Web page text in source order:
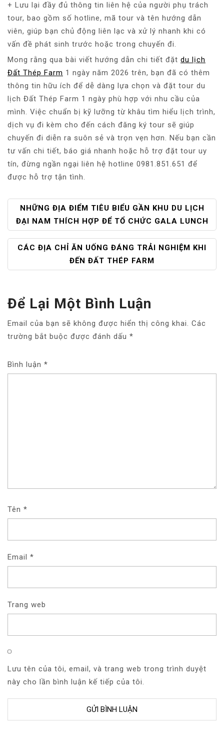
+ Lưu lại đầy đủ thông tin liên hệ của người phụ trách
tour, bao gồm số hotline, mã tour và tên hướng dẫn
viên, giúp bạn chủ động liên lạc và xử lý nhanh khi có
vấn đề phát sinh trước hoặc trong chuyến đi.
Mong rằng qua bài viết hướng dẫn chi tiết đặt du lịch
Đất Thép Farm 1 ngày năm 2026 trên, bạn đã có thêm
thông tin hữu ích để dễ dàng lựa chọn và đặt tour du
lịch Đất Thép Farm 1 ngày phù hợp với nhu cầu của
mình. Việc chuẩn bị kỹ lưỡng từ khâu tìm hiểu lịch trình,
dịch vụ đi kèm cho đến cách đăng ký tour sẽ giúp
chuyến đi diễn ra suôn sẻ và trọn vẹn hơn. Nếu bạn cần
tư vấn chi tiết, báo giá nhanh hoặc hỗ trợ đặt tour uy
tín, đừng ngần ngại liên hệ hotline 0981.851.651 để
được hỗ trợ tận tình.
Ề
U
Ư
G
À
I
I
Ế
NHỮNG ĐỊA ĐIỂM TIÊU BIỂU GẦN KHU DU LỊCH
ĐẠI NAM THÍCH HỢP ĐỂ TỔ CHỨC GALA LUNCH
CÁC ĐỊA CHỈ ĂN UỐNG ĐÁNG TRẢI NGHIỆM KHI
ĐẾN ĐẤT THÉP FARM
Để Lại Một Bình Luận
Email của bạn sẽ không được hiển thị công khai. Các
trường bắt buộc được đánh dấu *
Bình luận *
Tên *
Email *
Trang web
Lưu tên của tôi, email, và trang web trong trình duyệt
này cho lần bình luận kế tiếp của tôi.